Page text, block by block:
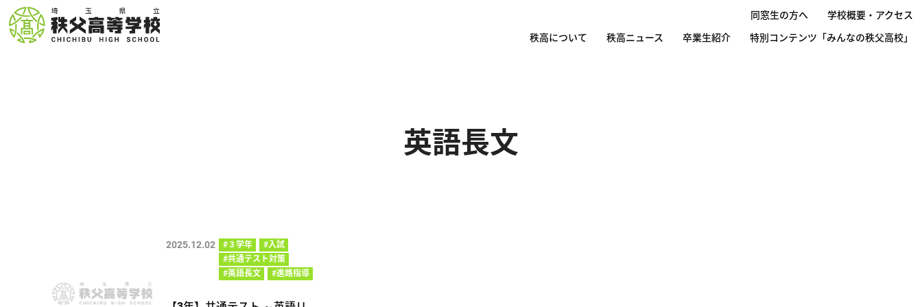
秩高について 秩高ニュース 卒業生紹介 特別コンテンツ「みんなの秩父高校」
同窓生の方へ 学校概要・アクセス
英語長文
2025.12.02 #３学年
#入試
#共通テスト対策
#英語長文
#進路指導